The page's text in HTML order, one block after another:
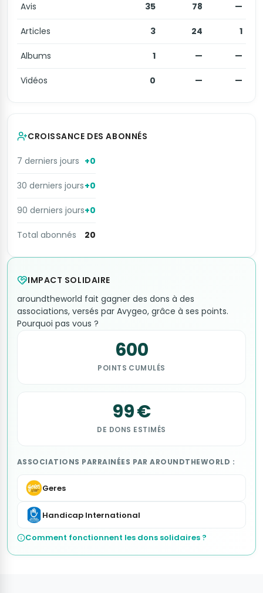
Avis 35 78 —
Articles 3 24 1
Albums 1 — —
Vidéos 0 — —
CROISSANCE DES ABONNÉS
7 derniers jours +0
30 derniers jours+0
90 derniers jours+0
Total abonnés 20
IMPACT SOLIDAIRE
aroundtheworld fait gagner des dons à des
associations, versés par Avygeo, grâce à ses points.
Pourquoi pas vous ?
600
POINTS CUMULÉS
99 €
DE DONS ESTIMÉS
ASSOCIATIONS PARRAINÉES PAR AROUNDTHEWORLD :
Geres
Handicap International
Comment fonctionnent les dons solidaires ?